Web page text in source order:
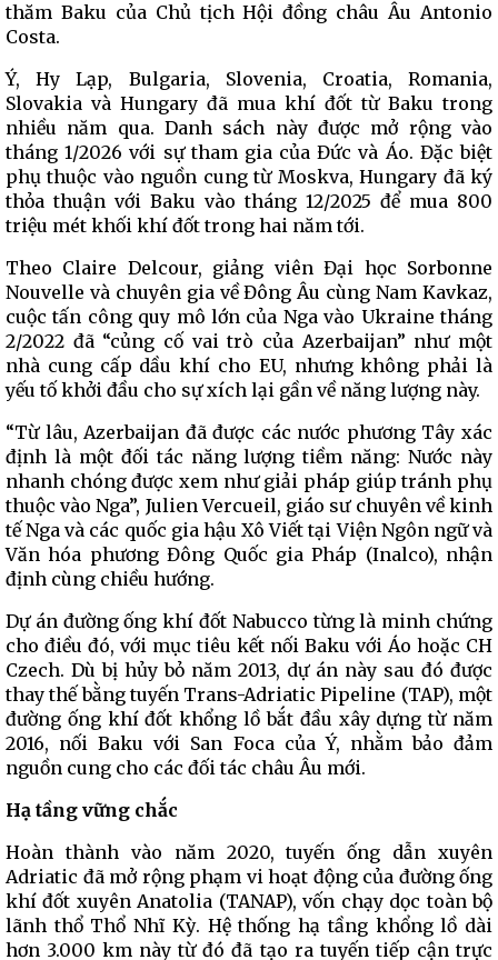
thăm Baku của Chủ tịch Hội đồng châu Âu Antonio
Costa.
Ý, Hy Lạp, Bulgaria, Slovenia, Croatia, Romania,
Slovakia và Hungary đã mua khí đốt từ Baku trong
nhiều năm qua. Danh sách này được mở rộng vào
tháng 1/2026 với sự tham gia của Đức và Áo. Đặc biệt
phụ thuộc vào nguồn cung từ Moskva, Hungary đã ký
thỏa thuận với Baku vào tháng 12/2025 để mua 800
triệu mét khối khí đốt trong hai năm tới.
Theo Claire Delcour, giảng viên Đại học Sorbonne
Nouvelle và chuyên gia về Đông Âu cùng Nam Kavkaz,
cuộc tấn công quy mô lớn của Nga vào Ukraine tháng
2/2022 đã “củng cố vai trò của Azerbaijan” như một
nhà cung cấp dầu khí cho EU, nhưng không phải là
yếu tố khởi đầu cho sự xích lại gần về năng lượng này.
“Từ lâu, Azerbaijan đã được các nước phương Tây xác
định là một đối tác năng lượng tiềm năng: Nước này
nhanh chóng được xem như giải pháp giúp tránh phụ
thuộc vào Nga”, Julien Vercueil, giáo sư chuyên về kinh
tế Nga và các quốc gia hậu Xô Viết tại Viện Ngôn ngữ và
Văn hóa phương Đông Quốc gia Pháp (Inalco), nhận
định cùng chiều hướng.
Dự án đường ống khí đốt Nabucco từng là minh chứng
cho điều đó, với mục tiêu kết nối Baku với Áo hoặc CH
Czech. Dù bị hủy bỏ năm 2013, dự án này sau đó được
thay thế bằng tuyến Trans-Adriatic Pipeline (TAP), một
đường ống khí đốt khổng lồ bắt đầu xây dựng từ năm
2016, nối Baku với San Foca của Ý, nhằm bảo đảm
nguồn cung cho các đối tác châu Âu mới.
Hạ tầng vững chắc
Hoàn thành vào năm 2020, tuyến ống dẫn xuyên
Adriatic đã mở rộng phạm vi hoạt động của đường ống
khí đốt xuyên Anatolia (TANAP), vốn chạy dọc toàn bộ
lãnh thổ Thổ Nhĩ Kỳ. Hệ thống hạ tầng khổng lồ dài
hơn 3.000 km này từ đó đã tạo ra tuyến tiếp cận trực